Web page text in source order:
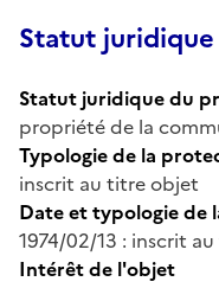
Statut
Statut juridique du
propriété de la
Typologie de la
inscrit au titre objet
Date et typologie de
1974/02/13 : inscrit
Intérêt de l'objet